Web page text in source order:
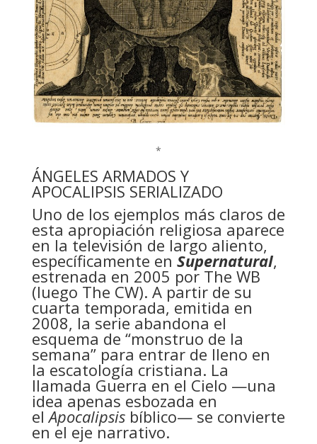
*
ÁNGELES ARMADOS Y
APOCALIPSIS SERIALIZADO
Uno de los ejemplos más claros de
esta apropiación religiosa aparece
en la televisión de largo aliento,
específicamente en Supernatural,
estrenada en 2005 por The WB
(luego The CW). A partir de su
cuarta temporada, emitida en
2008, la serie abandona el
esquema de “monstruo de la
semana” para entrar de lleno en
la escatología cristiana. La
llamada Guerra en el Cielo —una
idea apenas esbozada en
elApocalipsisbíblico— se convierte
en el eje narrativo.